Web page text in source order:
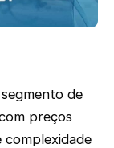
de
preços
complexidade